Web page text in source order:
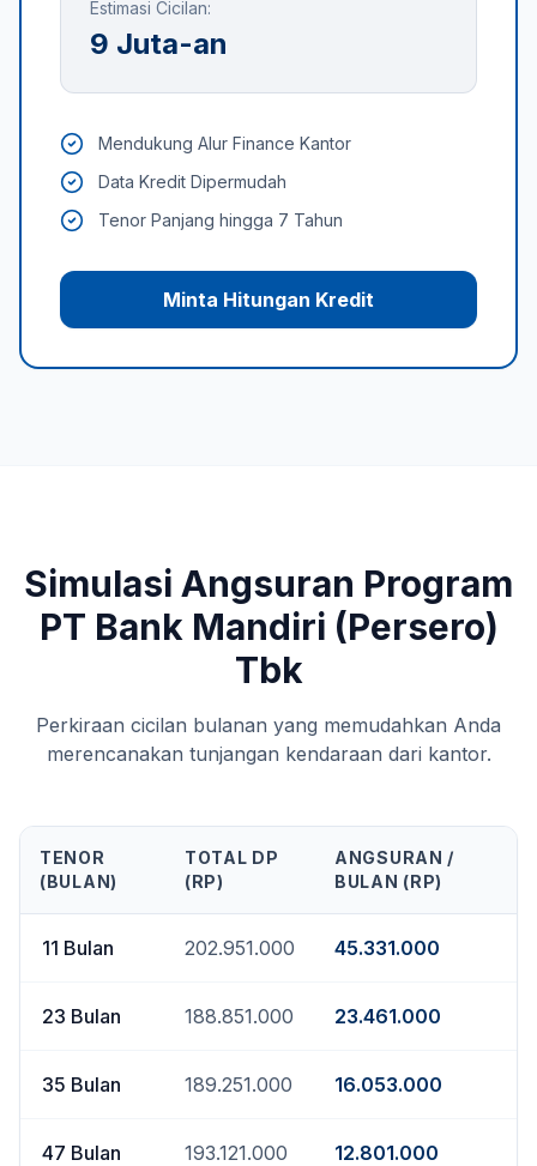
Estimasi Cicilan:
9 Juta-an
Mendukung Alur Finance Kantor
Data Kredit Dipermudah
Tenor Panjang hingga 7 Tahun
Minta Hitungan Kredit
Simulasi Angsuran Program
PT Bank Mandiri (Persero)
Tbk
Perkiraan cicilan bulanan yang memudahkan Anda
merencanakan tunjangan kendaraan dari kantor.
TENOR
(BULAN)
TOTAL DP
(RP)
ANGSURAN /
BULAN (RP)
11 Bulan 202.951.000 45.331.000
23 Bulan 188.851.000 23.461.000
35 Bulan 189.251.000 16.053.000
47 Bulan 193.121.000 12.801.000